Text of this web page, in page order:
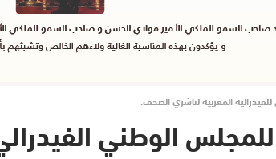
للفيدرالية المغربية لناشري الصحف.
للمجلس الوطني